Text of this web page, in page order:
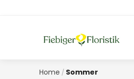
Home / Sommer